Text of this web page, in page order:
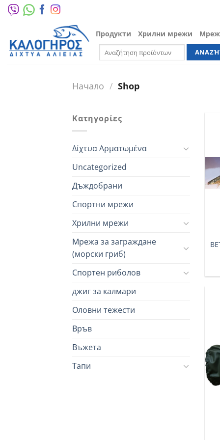
Преминете
към
съдържанието
Продукти Хрилни мрежи
Търсене
за:
Начало / Shop
Κατηγορίες
Δίχτυα Αρματωμένα
Uncategorized
Дъждобрани
Спортни мрежи
Хрилни мрежи
Мрежа за заграждане
(морски гриб)
Cпортен риболов
джиг за калмари
Оловни тежести
Връв
Въжета
Тапи